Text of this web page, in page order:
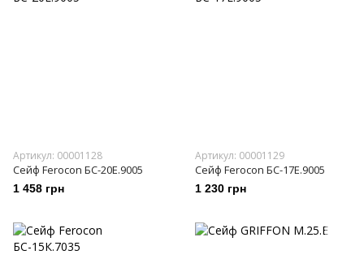
Артикул: 00001128
Сейф Ferocon БС-20Е.9005
1 458 грн
Артикул: 00001129
Сейф Ferocon БС-17Е.9005
1 230 грн